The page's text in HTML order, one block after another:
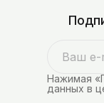
Нажимая
данных в